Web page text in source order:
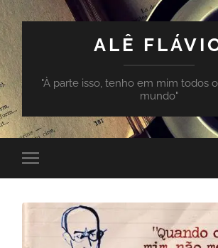
ALÊ
"À parte isso, tenho em mim todos
mundo"
Toggle
mobile